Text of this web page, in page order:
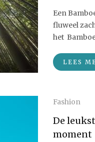
Een
fluweel
het
LEES
Fashion
De
moment